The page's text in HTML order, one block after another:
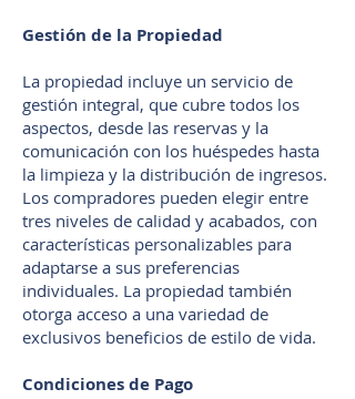
Gestión de la Propiedad
La propiedad incluye un servicio de
gestión integral, que cubre todos los
aspectos, desde las reservas y la
comunicación con los huéspedes hasta
la limpieza y la distribución de ingresos.
Los compradores pueden elegir entre
tres niveles de calidad y acabados, con
características personalizables para
adaptarse a sus preferencias
individuales. La propiedad también
otorga acceso a una variedad de
exclusivos beneficios de estilo de vida.
Condiciones de Pago